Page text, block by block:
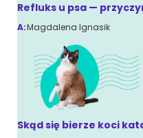
Refluks u psa —
A:Magdalena Ignasik
Skąd się bierze koci